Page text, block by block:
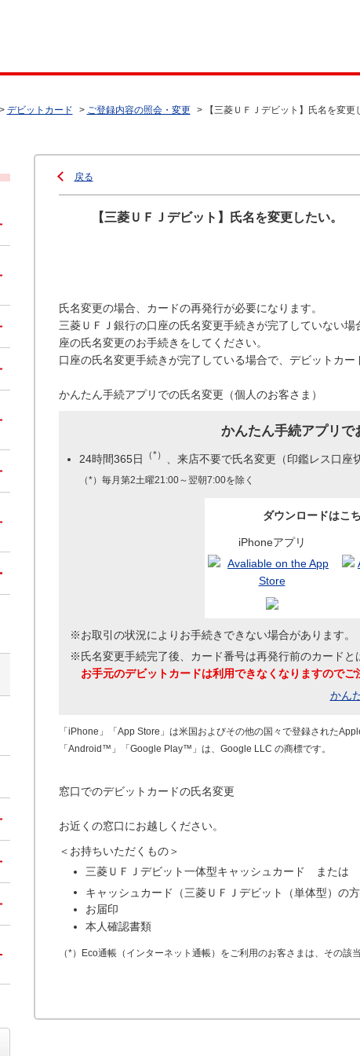
> デビットカード > ご登録内容の照会・変更 > 【三菱ＵＦＪデビット】氏名を変更
戻る
【三菱ＵＦＪデビット】氏名を変更したい。
氏名変更の場合、カードの再発行が必要になります。
三菱ＵＦＪ銀行の口座の氏名変更手続きが完了していない
座の氏名変更のお手続きをしてください。
口座の氏名変更手続きが完了している場合で、デビットカ
かんたん手続アプリでの氏名変更（個人のお客さま）
かんたん手続アプリ
24時間365日 （*） 、来店不要で氏名変更（印鑑レス口座
（*）毎月第2土曜21:00～翌朝7:00を除く
ダウンロードはこ
iPhoneアプリ
※お取引の状況によりお手続きできない場合があります。
※氏名変更手続完了後、カード番号は再発行前のカードと
お手元のデビットカードは利用できなくなりますのでご
かん
「iPhone」「App Store」は米国およびその他の国々で登録された
「Android™」「Google Play™」は、Google LLC の商標です。
窓口でのデビットカードの氏名変更
お近くの窓口にお越しください。
＜お持ちいただくもの＞
三菱ＵＦＪデビット一体型キャッシュカード または
キャッシュカード（三菱ＵＦＪデビット（単体型）の
お届印
本人確認書類
（*）Eco通帳（インターネット通帳）をご利用のお客さまは、その該